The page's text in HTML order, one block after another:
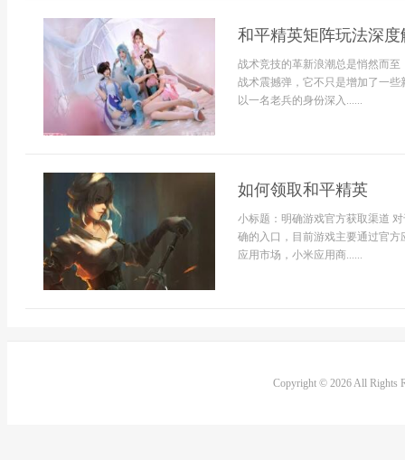
和平精英矩阵玩法深度
战术竞技的革新浪潮总是悄然而
战术震撼弹，它不只是增加了一
以一名老兵的身份深入......
如何领取和平精英
小标题：明确游戏官方获取渠道
确的入口，目前游戏主要通过官
应用市场，小米应用商......
Copyright © 2026 All Rights